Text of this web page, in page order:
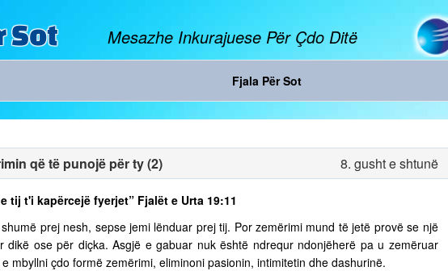
Sot Mesazhe Inkurajuese Për Çdo Ditë
Fjala Për Sot
që të punojë për ty (2) 8. gusht e shtunë
tij t'i kapërcejë fyerjet” Fjalët e Urta 19:11
prej nesh, sepse jemi lënduar prej tij. Por zemërimi mund të jetë provë se një
dikë ose për diçka. Asgjë e gabuar nuk është ndrequr ndonjëherë pa u zemëruar
mbyllni çdo formë zemërimi, eliminoni pasionin, intimitetin dhe dashurinë.